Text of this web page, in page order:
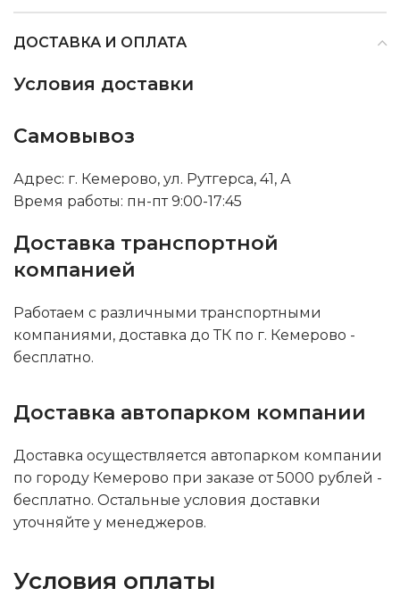
ДОСТАВКА И ОПЛАТА
Условия доставки
Самовывоз
Адрес: г. Кемерово, ул. Рутгерса, 41, А
Время работы: пн-пт 9:00-17:45
Доставка транспортной
компанией
Работаем с различными транспортными
компаниями, доставка до ТК по г. Кемерово -
бесплатно.
Доставка автопарком компании
Доставка осуществляется автопарком компании
по городу Кемерово при заказе от 5000 рублей -
бесплатно. Остальные условия доставки
уточняйте у менеджеров.
Условия оплаты